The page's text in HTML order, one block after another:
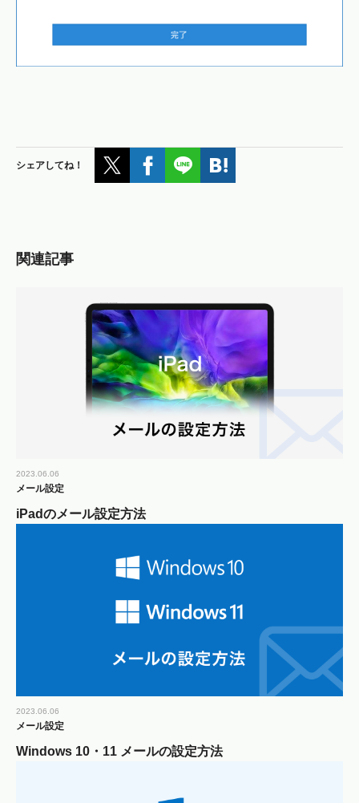
シェアしてね！
関連記事
2023.06.06
メール設定
iPadのメール設定方法
2023.06.06
メール設定
Windows 10・11 メールの設定方法